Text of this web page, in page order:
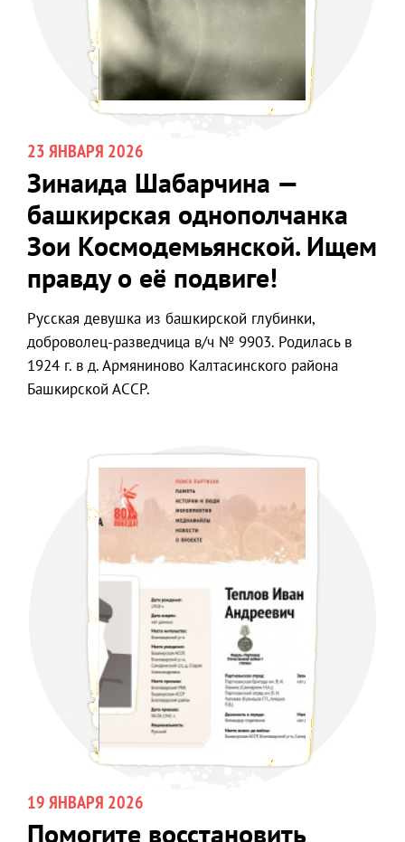
23 ЯНВАРЯ 2026
Зинаида Шабарчина —
башкирская однополчанка
Зои Космодемьянской. Ищем
правду о её подвиге!
Русская девушка из башкирской глубинки,
доброволец-разведчица в/ч № 9903. Родилась в
1924 г. в д. Армяниново Калтасинского района
Башкирской АССР.
19 ЯНВАРЯ 2026
Помогите восстановить